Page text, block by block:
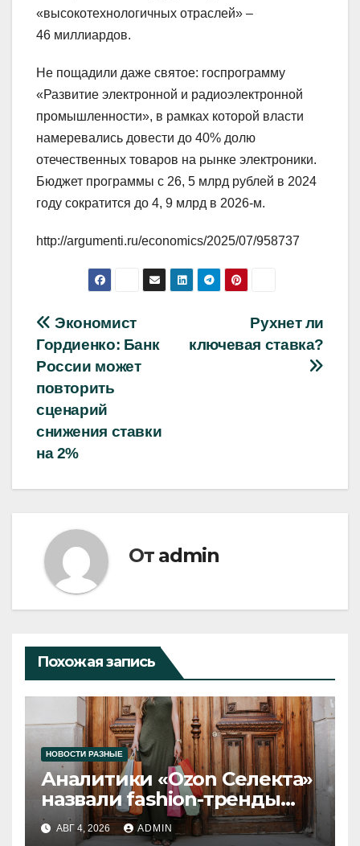
«высокотехнологичных отраслей» –
46 миллиардов.
Не пощадили даже святое: госпрограмму
«Развитие электронной и радиоэлектронной
промышленности», в рамках которой власти
намеревались довести до 40% долю
отечественных товаров на рынке электроники.
Бюджет программы с 26, 5 млрд рублей в 2024
году сократится до 4, 9 млрд в 2026-м.
http://argumenti.ru/economics/2025/07/958737
Навигация
по
записям
Рухнет ли
ключевая ставка?
Экономист
Гордиенко: Банк
России может
повторить
сценарий
снижения ставки
на 2%
От admin
Похожая запись
НОВОСТИ РАЗНЫЕ
Аналитики «Ozon Селекта»
назвали fashion-тренды
2026 года
АВГ 4, 2026 ADMIN